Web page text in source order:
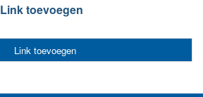
Link toevoegen
Link toevoegen